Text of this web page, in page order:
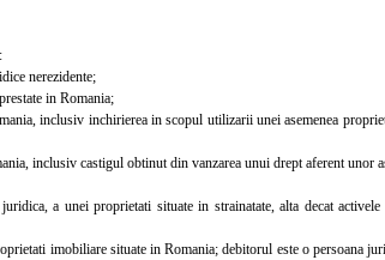
nerezidente;
in Romania;
inclusiv inchirierea in scopul utilizarii unei asemenea
inclusiv castigul obtinut din vanzarea unui drept aferent unor
a unei proprietati situate in strainatate, alta decat activele
imobiliare situate in Romania; debitorul este o persoana